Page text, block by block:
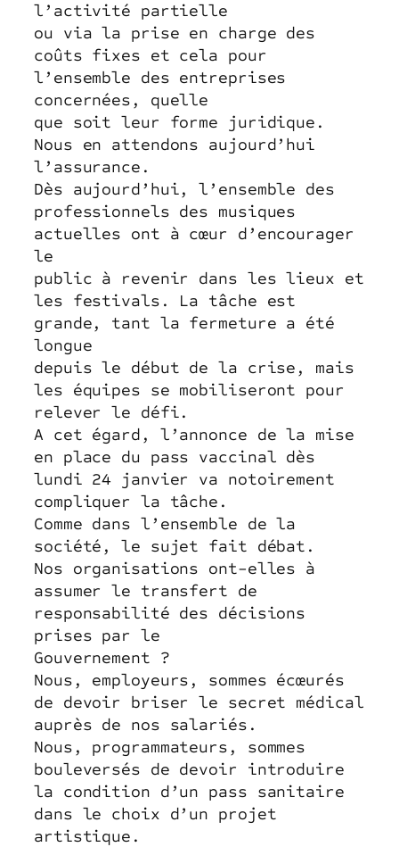
l’activité partielle
ou via la prise en charge des
coûts fixes et cela pour
l’ensemble des entreprises
concernées, quelle
que soit leur forme juridique.
Nous en attendons aujourd’hui
l’assurance.
Dès aujourd’hui, l’ensemble des
professionnels des musiques
actuelles ont à cœur d’encourager
le
public à revenir dans les lieux et
les festivals. La tâche est
grande, tant la fermeture a été
longue
depuis le début de la crise, mais
les équipes se mobiliseront pour
relever le défi.
A cet égard, l’annonce de la mise
en place du pass vaccinal dès
lundi 24 janvier va notoirement
compliquer la tâche.
Comme dans l’ensemble de la
société, le sujet fait débat.
Nos organisations ont-elles à
assumer le transfert de
responsabilité des décisions
prises par le
Gouvernement ?
Nous, employeurs, sommes écœurés
de devoir briser le secret médical
auprès de nos salariés.
Nous, programmateurs, sommes
bouleversés de devoir introduire
la condition d’un pass sanitaire
dans le choix d’un projet
artistique.